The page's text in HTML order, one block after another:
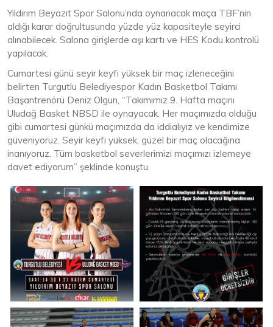
Yıldırım Beyazıt Spor Salonu’nda oynanacak maça TBF’nin
aldığı karar doğrultusunda yüzde yüz kapasiteyle seyirci
alınabilecek. Salona girişlerde aşı kartı ve HES Kodu kontrolü
yapılacak.
Cumartesi günü seyir keyfi yüksek bir maç izleneceğini
belirten Turgutlu Belediyespor Kadın Basketbol Takımı
Başantrenörü Deniz Olgun, “Takımımız 9. Hafta maçını
Uludağ Basket NBSD ile oynayacak. Her maçımızda olduğu
gibi cumartesi günkü maçımızda da iddialıyız ve kendimize
güveniyoruz. Seyir keyfi yüksek, güzel bir maç olacağına
inanıyoruz. Tüm basketbol severlerimizi maçımızı izlemeye
davet ediyorum” şeklinde konuştu.